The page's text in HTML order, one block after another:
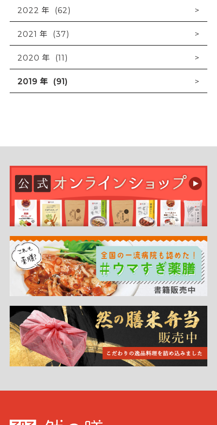
2022 年 (62)
2021 年 (37)
2020 年 (11)
2019 年 (91)